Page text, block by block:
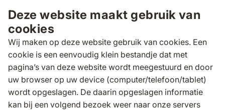
Deze website maakt gebruik van
cookies
Wij maken op deze website gebruik van cookies. Een
cookie is een eenvoudig klein bestandje dat met
pagina’s van deze website wordt meegestuurd en door
uw browser op uw device (computer/telefoon/tablet)
wordt opgeslagen. De daarin opgeslagen informatie
kan bij een volgend bezoek weer naar onze servers
Zoeken
Wij zijn op zondag gesloten. Kom gerust
op andere dagen langs!
Lees meer